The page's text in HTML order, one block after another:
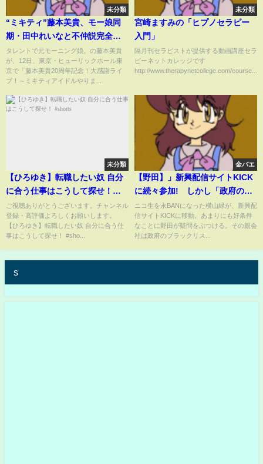
未分類
“ミキティ”藤本美貴、モー娘同
期・田中れいなと不仲説完全否
定の爆笑トーク 紺野あさ美も
登場＆「SEXY BOY」「Go
Girl」披露
タレントで元モーニング娘。の藤本美貴
が、12日、東京・ヒューリックホール東
京で「藤本美貴20周年記念！大感謝ライ
ブ！～ミキティアイドルやりま...
未分類
宮崎ますみの「ヒプノセラピー
入門」
隔月刊セラピストが提供する動画講座セラ
ピーネットカレッジです
http://www.therapynetcollege.com/course...
未分類
【ひろゆき】転職したい奴 自分
に合う仕事はこうして探せ！
#shorts
ご視聴ありがとうございます。チャンネル
登録・高評価よろしくお願いします。
【ひろゆき】転職したい奴 自分に合う仕
事はこうして探せ！ #sho...
金バエ
【野田】」新興配信サイトKICK
に続々参加! しかし「政府のブ
ラックリストに!?【ぱるぱる】
【横山緑】
ニコ生を永BANになった横山緑が、新興配
信サイトKICKに移動。あまりにも好条件
なことに野田が疑問をぶつける。その親会
社は政府のブラックリス...
s